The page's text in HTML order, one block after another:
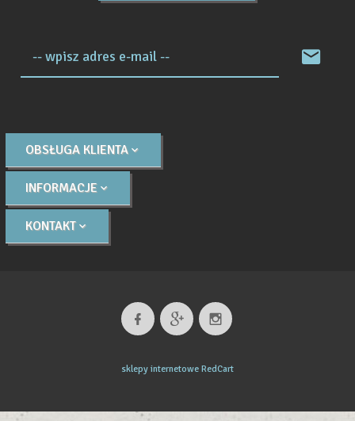
-- wpisz adres e-mail --
OBSŁUGA KLIENTA
INFORMACJE
KONTAKT
sklepy internetowe RedCart